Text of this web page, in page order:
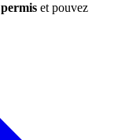
permis et pouvez